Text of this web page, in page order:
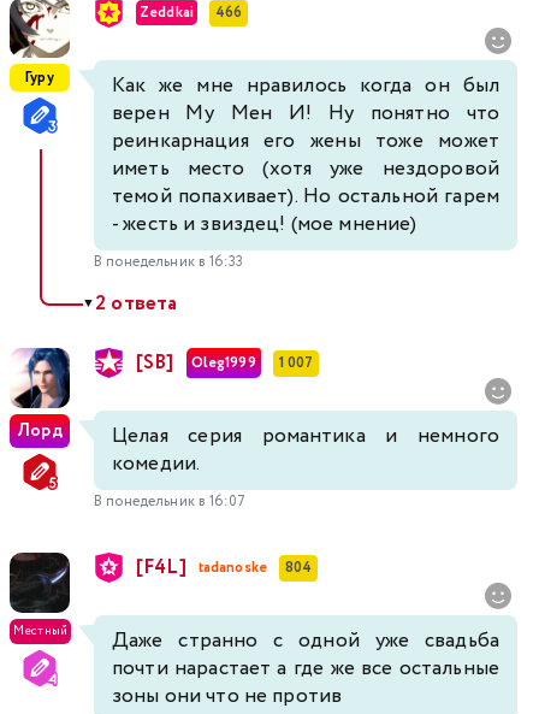
Гуру
Zeddkai 466
Как же мне нравилось когда он был
верен Му Мен И! Ну понятно что
реинкарнация его жены тоже может
иметь место (хотя уже нездоровой
темой попахивает). Но остальной гарем
- жесть и звиздец! (мое мнение)
В понедельник в 16:33
▼2 ответа
Лорд
[SB] Oleg1999 1 007
Целая серия романтика и немного
комедии.
В понедельник в 16:07
Местный
[F4L] tadanoske 804
Даже странно с одной уже свадьба
почти нарастает а где же все остальные
зоны они что не против